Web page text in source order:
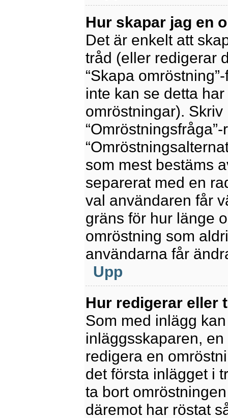
Hur skapar jag en
Det är enkelt att
tråd (eller redigerar
“Skapa
inte kan se detta
omröstningar).
som mest bestäms
separerat med en
val användaren får
gräns för hur länge
omröstning som
användarna får
Upp
Hur redigerar eller
Som med inlägg
inläggsskaparen,
redigera en
det första inlägget i
ta bort
däremot har röstat